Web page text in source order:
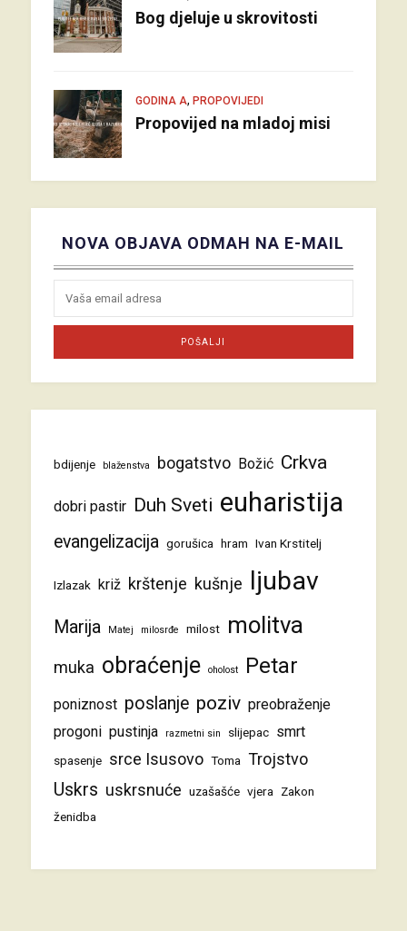
Bog djeluje u skrovitosti
GODINA A, PROPOVIJEDI
Propovijed na mladoj misi
NOVA OBJAVA ODMAH NA E-MAIL
bdijenje blaženstva bogatstvo Božić Crkva
dobri pastir Duh Sveti euharistija
evangelizacija gorušica hram Ivan Krstitelj
Izlazak križ krštenje kušnje ljubav
Marija Matej milosrđe milost molitva
muka obraćenje oholost Petar
poniznost poslanje poziv preobraženje
progoni pustinja razmetni sin slijepac smrt
spasenje srce Isusovo Toma Trojstvo
Uskrs uskrsnuće uzašašće vjera
Zakon
ženidba